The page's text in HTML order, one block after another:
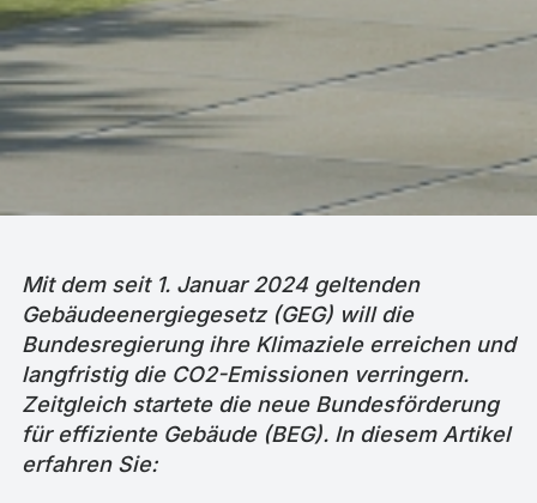
Mit dem seit 1. Januar 2024 geltenden
Gebäudeenergiegesetz (GEG) will die
Bundesregierung ihre Klimaziele erreichen und
langfristig die CO2-Emissionen verringern.
Zeitgleich startete die neue Bundesförderung
für effiziente Gebäude (BEG). In diesem Artikel
erfahren Sie: